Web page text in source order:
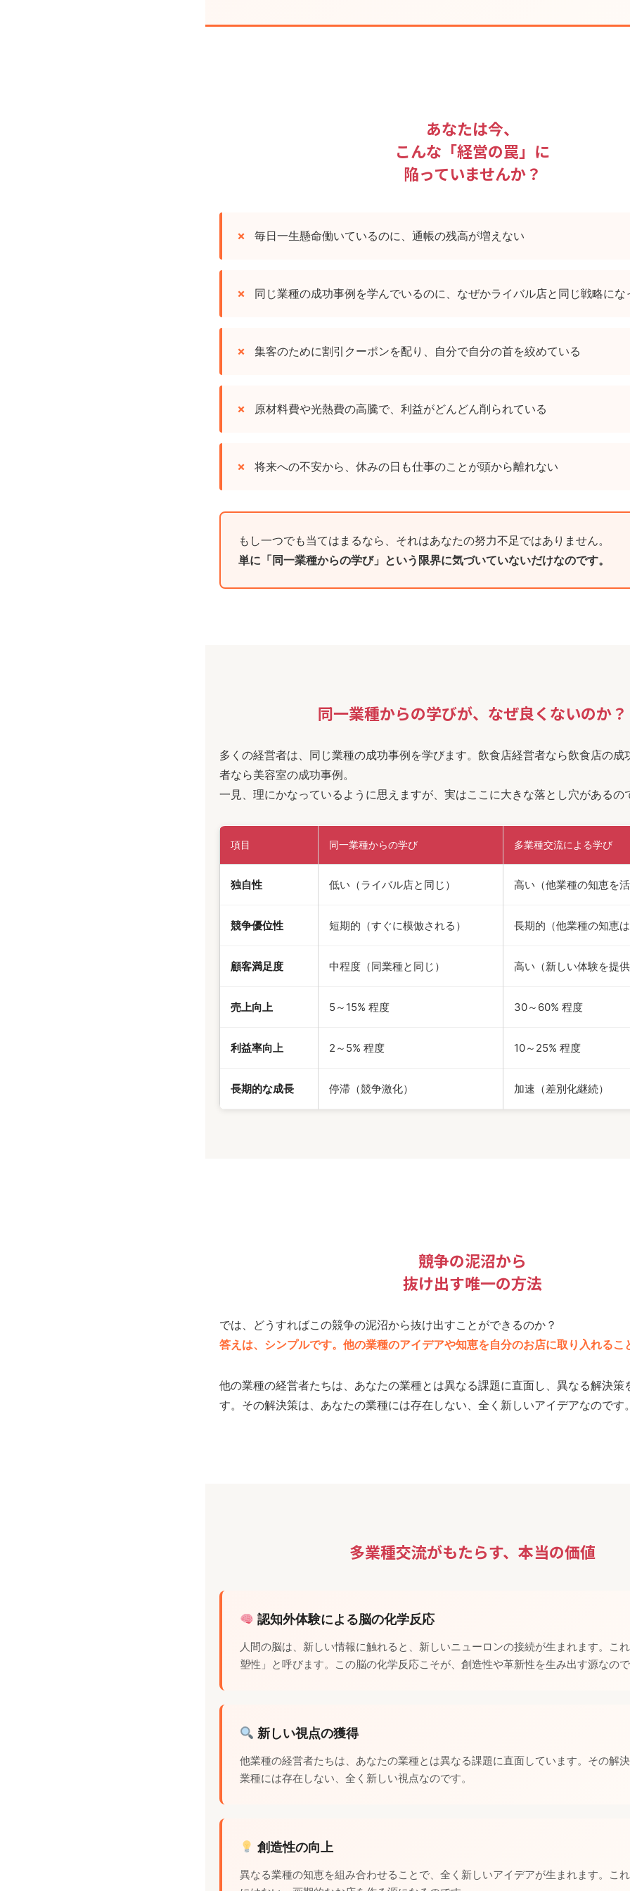
あなたは今、
こんな「経営の罠」に
陥っていませんか？
毎日一生懸命働いているのに、通帳の残高が増えない
同じ業種の成功事例を学んでいるのに、なぜかライバル店と同じ戦略にな
集客のために割引クーポンを配り、自分で自分の首を絞めている
原材料費や光熱費の高騰で、利益がどんどん削られている
将来への不安から、休みの日も仕事のことが頭から離れない
もし一つでも当てはまるなら、それはあなたの努力不足ではありません。
単に「同一業種からの学び」という限界に気づいていないだけなのです。
同一業種からの学びが、なぜ良くないのか？
多くの経営者は、同じ業種の成功事例を学びます。飲食店経営者なら飲食店の成
者なら美容室の成功事例。
一見、理にかなっているように思えますが、実はここに大きな落とし穴があるの
項目 同一業種からの学び 多業種交流による学び
独自性 低い（ライバル店と同じ） 高い（他業種の知恵を
競争優位性 短期的（すぐに模倣される） 長期的（他業種の知恵
顧客満足度 中程度（同業種と同じ） 高い（新しい体験を提
売上向上 5～15% 程度 30～60% 程度
利益率向上 2～5% 程度 10～25% 程度
長期的な成長 停滞（競争激化） 加速（差別化継続）
競争の泥沼から
抜け出す唯一の方法
では、どうすればこの競争の泥沼から抜け出すことができるのか？
答えは、シンプルです。他の業種のアイデアや知恵を自分のお店に取り入れるこ
他の業種の経営者たちは、あなたの業種とは異なる課題に直面し、異なる解決策
す。その解決策は、あなたの業種には存在しない、全く新しいアイデアなのです
多業種交流がもたらす、本当の価値
認知外体験による脳の化学反応
人間の脳は、新しい情報に触れると、新しいニューロンの接続が生まれます。こ
塑性」と呼びます。この脳の化学反応こそが、創造性や革新性を生み出す源なの
新しい視点の獲得
他業種の経営者たちは、あなたの業種とは異なる課題に直面しています。その解
業種には存在しない、全く新しい視点なのです。
創造性の向上
異なる業種の知恵を組み合わせることで、全く新しいアイデアが生まれます。こ